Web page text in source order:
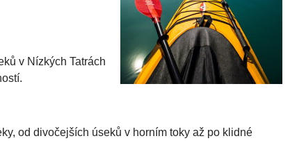
v Nízkých Tatrách
od divočejších úseků v horním toky až po klidné